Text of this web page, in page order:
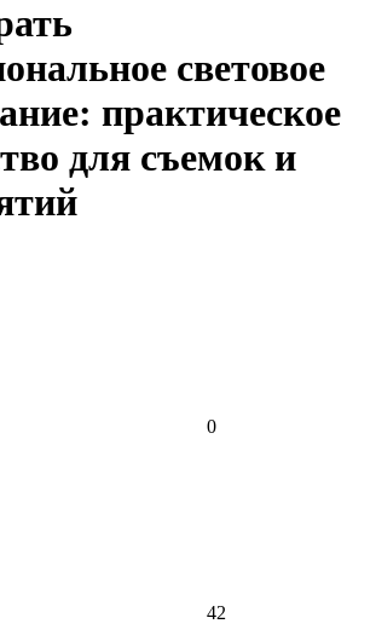
световое
практическое
для съемок и
0
42